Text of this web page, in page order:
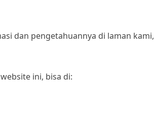
dan pengetahuannya di laman kami,
ini, bisa di: